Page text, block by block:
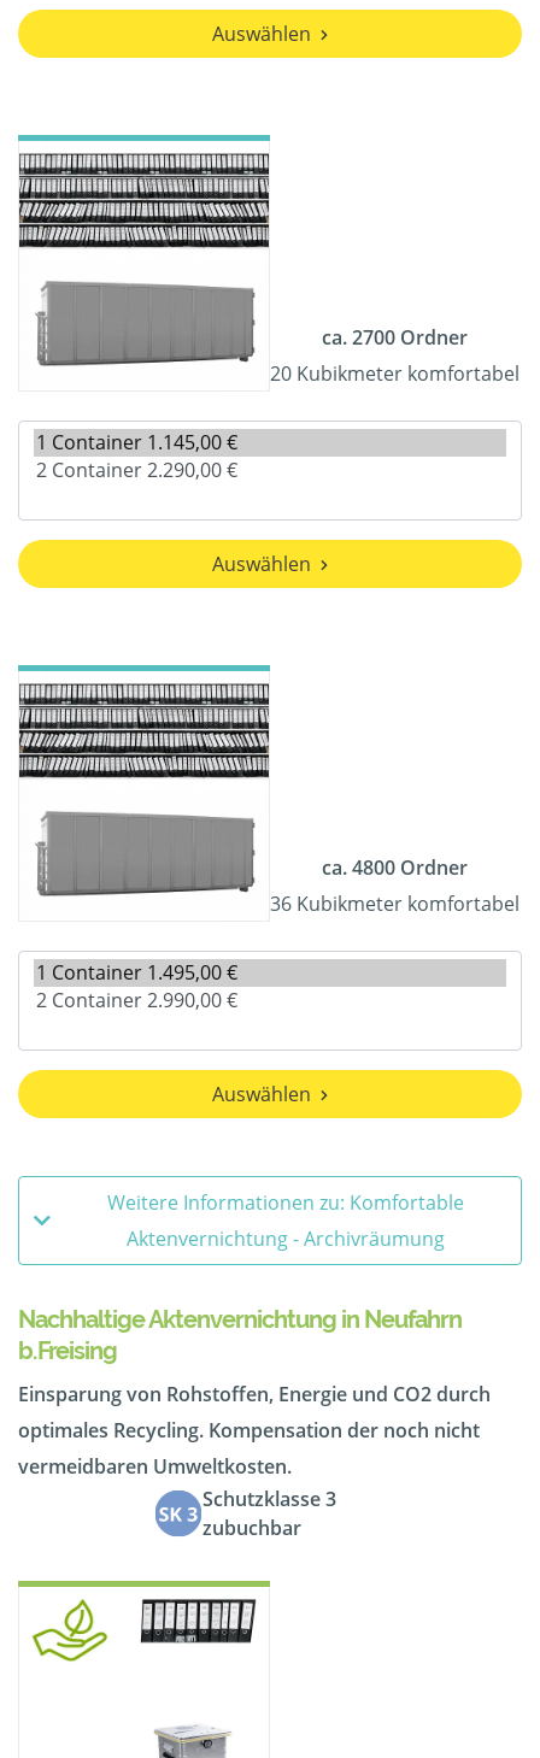
Auswählen
ca. 2700 Ordner
20 Kubikmeter komfortabel
Auswählen
ca. 4800 Ordner
36 Kubikmeter komfortabel
Auswählen
Weitere Informationen zu: Komfortable
Aktenvernichtung - Archivräumung
Nachhaltige Aktenvernichtung in Neufahrn
b.Freising
Einsparung von Rohstoffen, Energie und CO2 durch
optimales Recycling. Kompensation der noch nicht
vermeidbaren Umweltkosten.
Schutzklasse 3
zubuchbar